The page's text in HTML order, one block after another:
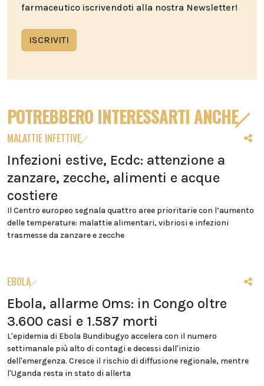
farmaceutico iscrivendoti alla nostra Newsletter!
ISCRIVITI
POTREBBERO INTERESSARTI ANCHE
MALATTIE INFETTIVE
Infezioni estive, Ecdc: attenzione a
zanzare, zecche, alimenti e acque
costiere
Il Centro europeo segnala quattro aree prioritarie con l’aumento
delle temperature: malattie alimentari, vibriosi e infezioni
trasmesse da zanzare e zecche
EBOLA
Ebola, allarme Oms: in Congo oltre
3.600 casi e 1.587 morti
L'epidemia di Ebola Bundibugyo accelera con il numero
settimanale più alto di contagi e decessi dall'inizio
dell'emergenza. Cresce il rischio di diffusione regionale, mentre
l'Uganda resta in stato di allerta